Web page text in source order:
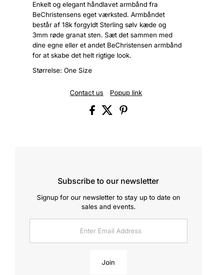
Enkelt og elegant håndlavet armbånd fra
BeChristensens eget værksted. Armbåndet
består af 18k forgyldt Sterling sølv kæde og
3mm røde granat sten. Sæt det sammen med
dine egne eller et andet BeChristensen armbånd
for at skabe det helt rigtige look.
Størrelse: One Size
Contact us Popup link
Subscribe to our newsletter
Signup for our newsletter to stay up to date on
sales and events.
Address
Join